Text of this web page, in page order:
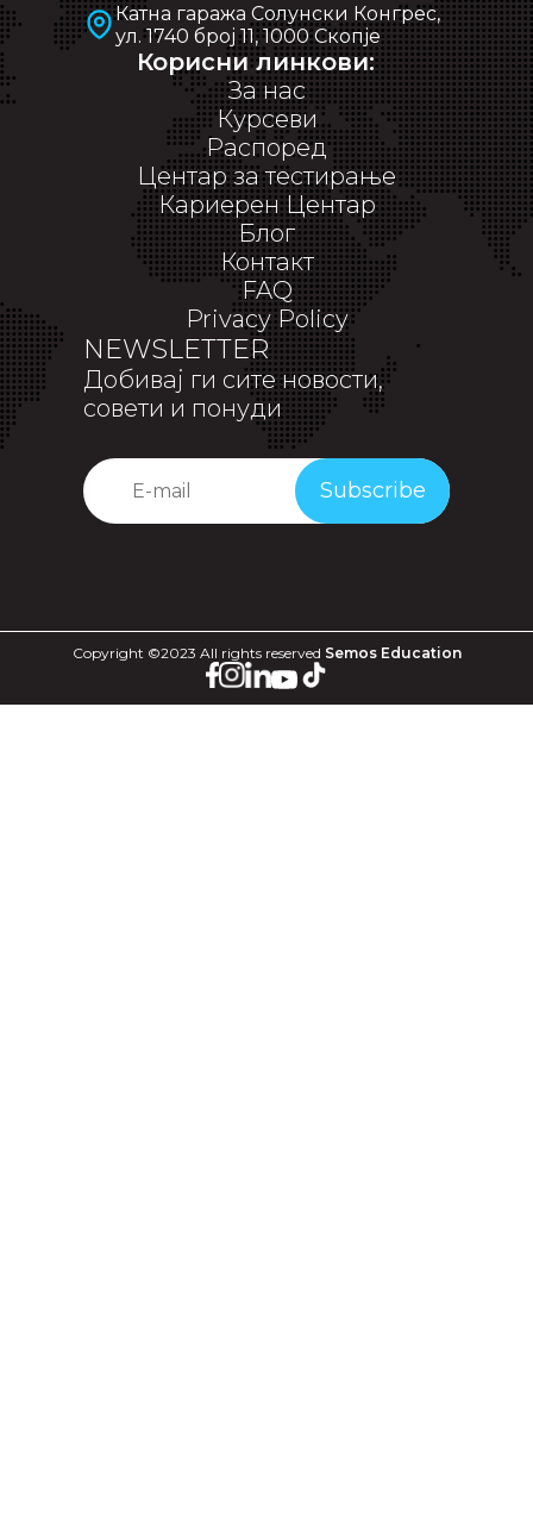
Катна гаража Солунски Конгрес,
ул. 1740 број 11, 1000 Скопје
Корисни линкови:
За нас
Курсеви
Распоред
Центар за тестирање
Кариерен Центар
Блог
Контакт
FAQ
Privacy Policy
NEWSLETTER
Добивај ги сите новости,
совети и понуди
Subscribe
Copyright ©2023 All rights reserved Semos Education